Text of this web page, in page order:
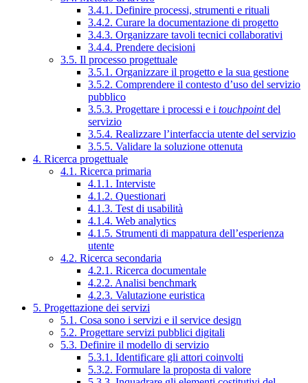
3.4.1. Definire processi, strumenti e rituali
3.4.2. Curare la documentazione di progetto
3.4.3. Organizzare tavoli tecnici collaborativi
3.4.4. Prendere decisioni
3.5. Il processo progettuale
3.5.1. Organizzare il progetto e la sua gestione
3.5.2. Comprendere il contesto d’uso del servizio
pubblico
3.5.3. Progettare i processi e i touchpointdel
servizio
3.5.4. Realizzare l’interfaccia utente del servizio
3.5.5. Validare la soluzione ottenuta
4. Ricerca progettuale
4.1. Ricerca primaria
4.1.1. Interviste
4.1.2. Questionari
4.1.3. Test di usabilità
4.1.4. Web analytics
4.1.5. Strumenti di mappatura dell’esperienza
utente
4.2. Ricerca secondaria
4.2.1. Ricerca documentale
4.2.2. Analisi benchmark
4.2.3. Valutazione euristica
5. Progettazione dei servizi
5.1. Cosa sono i servizi e il service design
5.2. Progettare servizi pubblici digitali
5.3. Definire il modello di servizio
5.3.1. Identificare gli attori coinvolti
5.3.2. Formulare la proposta di valore